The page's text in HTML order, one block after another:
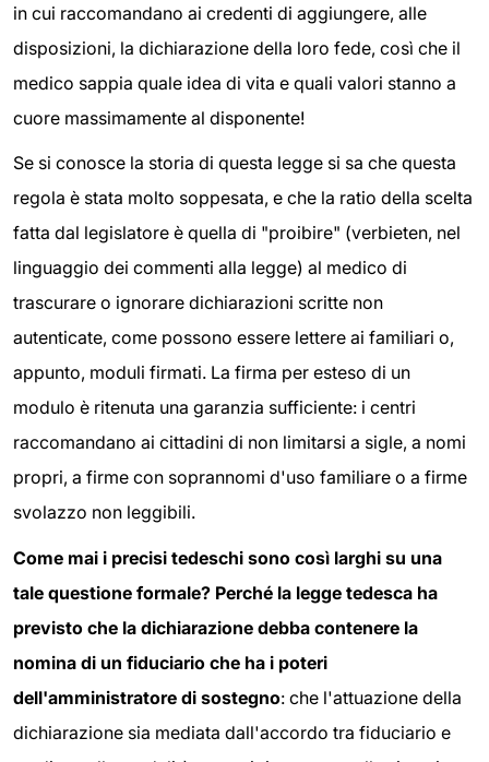
in cui raccomandano ai credenti di aggiungere, alle
disposizioni, la dichiarazione della loro fede, così che il
medico sappia quale idea di vita e quali valori stanno a
cuore massimamente al disponente!
Se si conosce la storia di questa legge si sa che questa
regola è stata molto soppesata, e che la ratio della scelta
fatta dal legislatore è quella di "proibire" (verbieten, nel
linguaggio dei commenti alla legge) al medico di
trascurare o ignorare dichiarazioni scritte non
autenticate, come possono essere lettere ai familiari o,
appunto, moduli firmati. La firma per esteso di un
modulo è ritenuta una garanzia sufficiente: i centri
raccomandano ai cittadini di non limitarsi a sigle, a nomi
propri, a firme con soprannomi d'uso familiare o a firme
svolazzo non leggibili.
Come mai i precisi tedeschi sono così larghi su una
tale questione formale? Perché la legge tedesca ha
previsto che la dichiarazione debba contenere la
nomina di un fiduciario che ha i poteri
dell'amministratore di sostegno: che l'attuazione della
dichiarazione sia mediata dall'accordo tra fiduciario e